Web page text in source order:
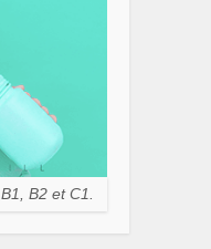
B2 et C1.